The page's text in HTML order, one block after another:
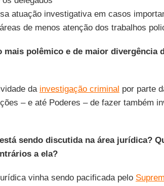
atuação investigativa em casos
de menos atenção dos trabalhos
mais polêmico e de maior divergência
da investigação criminal por parte
– e até Poderes – de fazer também
sendo discutida na área jurídica?
a ela?
vinha sendo pacificada pelo